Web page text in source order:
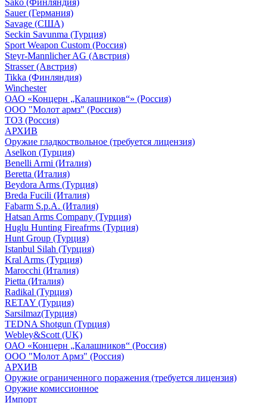
Sako (Финляндия)
Sauer (Германия)
Savage (США)
Seckin Savunma (Турция)
Sport Weapon Custom (Россия)
Steyr-Mannlicher AG (Австрия)
Strasser (Австрия)
Tikka (Финляндия)
Winchester
ОАО «Концерн „Калашников“» (Россия)
ООО "Молот армз" (Россия)
ТОЗ (Россия)
АРХИВ
Оружие гладкоствольное (требуется лицензия)
Aselkon (Турция)
Benelli Armi (Италия)
Beretta (Италия)
Beydora Arms (Турция)
Breda Fucili (Италия)
Fabarm S.p.A. (Италия)
Hatsan Arms Company (Турция)
Huglu Hunting Fireafrms (Турция)
Hunt Group (Турция)
Istanbul Silah (Турция)
Kral Arms (Турция)
Marocchi (Италия)
Pietta (Италия)
Radikal (Турция)
RETAY (Турция)
Sarsilmaz(Турция)
TEDNA Shotgun (Турция)
Webley&Scott (UK)
ОАО «Концерн „Калашников“ (Россия)
ООО "Молот Армз" (Россия)
АРХИВ
Оружие ограниченного поражения (требуется лицензия)
Оружие комиссионное
Импорт